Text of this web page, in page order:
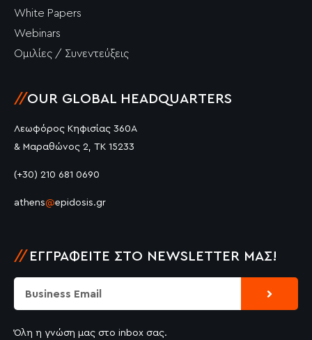
White Papers
Webinars
Ομιλίες / Συνεντεύξεις
//OUR GLOBAL HEADQUARTERS
Λεωφόρος Κηφισίας 360Α
& Μαραθώνος 2, ΤΚ 15233
(+30) 210 681 0690
athens@epidosis.gr
// ΕΓΓΡΑΦΕΊΤΕ ΣΤΟ NEWSLETTER ΜΑΣ!
Submit
Όλη η γνώση μας στο inbox σας.